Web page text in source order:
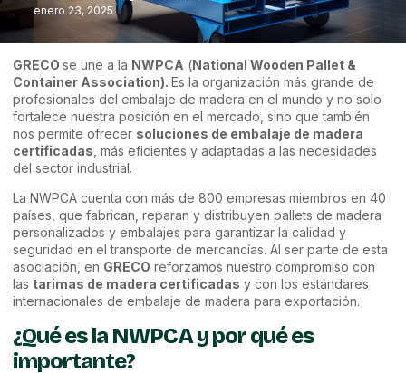
enero 23, 2025
GRECO se une a la NWPCA (National Wooden Pallet &
Container Association). Es la organización más grande de
profesionales del embalaje de madera en el mundo y no solo
fortalece nuestra posición en el mercado, sino que también
nos permite ofrecer soluciones de embalaje de madera
certificadas , más eficientes y adaptadas a las necesidades
del sector industrial.
La NWPCA cuenta con más de 800 empresas miembros en 40
países, que fabrican, reparan y distribuyen pallets de madera
personalizados y embalajes para garantizar la calidad y
seguridad en el transporte de mercancías. Al ser parte de esta
asociación, en GRECO reforzamos nuestro compromiso con
las tarimas de madera certificadas y con los estándares
internacionales de embalaje de madera para exportación.
¿Qué es la NWPCA y por qué es
importante?